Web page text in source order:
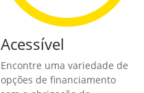
Acessível
Encontre uma variedade de
opções de financiamento